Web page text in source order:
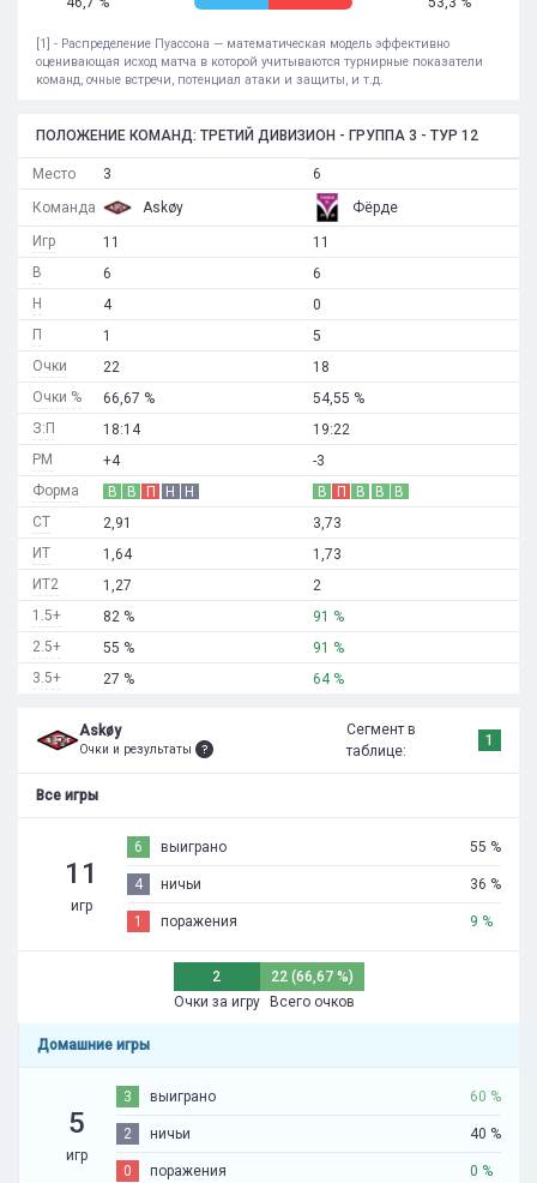
[1] - Распределение Пуассона — математическая модель эффективно
оценивающая исход матча в которой учитываются турнирные показатели
команд, очные встречи, потенциал атаки и защиты, и т.д.
ПОЛОЖЕНИЕ КОМАНД: ТРЕТИЙ ДИВИЗИОН - ГРУППА 3 - ТУР 12
Место
Команда
Игр
В
Н
П
Очки
Очки %
З:П
РМ
Форма
СТ
ИТ
ИТ2
1.5+
2.5+
3.5+
3
Askøy
11
6
4
1
22
66,67 %
18:14
+4
В
В П Н
Н
2,91
1,64
1,27
82 %
55 %
27 %
6
Фёрде
11
6
0
5
18
54,55 %
19:22
-3
В
П В В
В
3,73
1,73
2
91 %
91 %
64 %
Askøy
Очки и результаты
Сегмент в
таблице:
1
Все игры
11
игр
6 выиграно 55 %
4 ничьи 36 %
1 поражения 9 %
2
Очки за игру
22 (66,67 %)
Всего очков
Домашние игры
5
игр
3 выиграно 60 %
2 ничьи 40 %
0 поражения 0 %